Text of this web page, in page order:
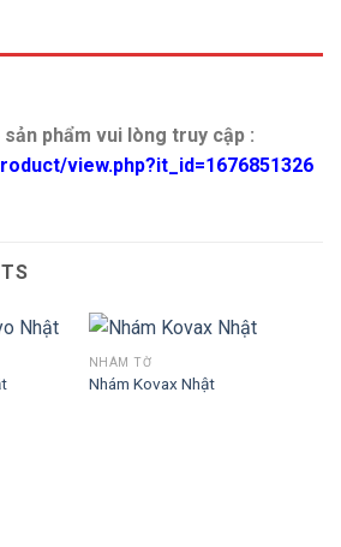
phẩm vui lòng truy cập :
view.php?it_id=1676851326
NHÁM TỜ
Nhám Kovax Nhật